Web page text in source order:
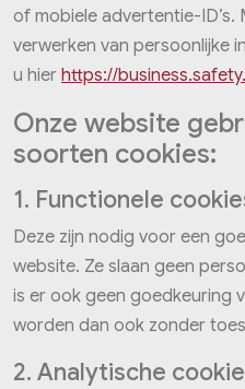
of mobiele advertentie-
verwerken van persoonlijke
u hier https://
Onze website
soorten cookies:
1. Functionele
Deze zijn nodig voor een
website. Ze slaan geen
is er ook geen goedkeuring
worden dan ook zonder
2. Analytische